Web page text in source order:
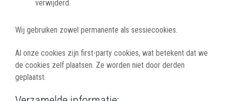
verwijderd.
Wij gebruiken zowel permanente als sessiecookies.
Al onze cookies zijn first-party cookies, wat betekent dat we
de cookies zelf plaatsen. Ze worden niet door derden
geplaatst.